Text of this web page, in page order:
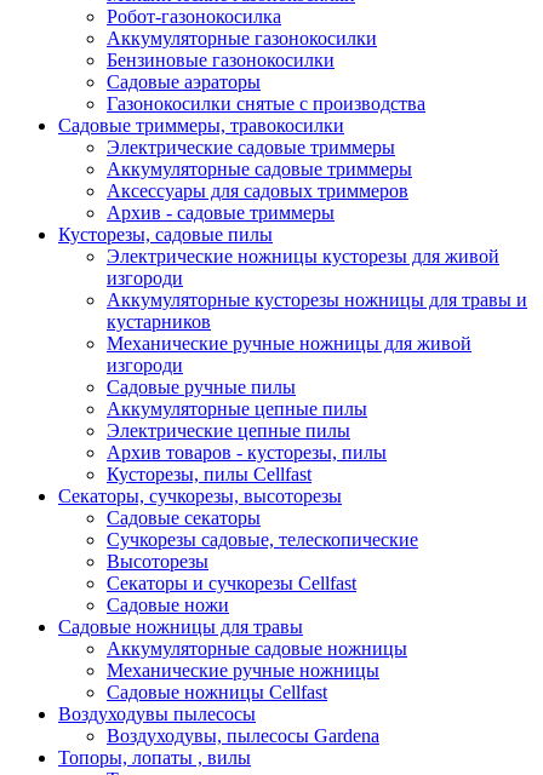
Робот-газонокосилка
Аккумуляторные газонокосилки
Бензиновые газонокосилки
Садовые аэраторы
Газонокосилки снятые с производства
Садовые триммеры, травокосилки
Электрические садовые триммеры
Аккумуляторные садовые триммеры
Аксессуары для садовых триммеров
Архив - садовые триммеры
Кусторезы, садовые пилы
Электрические ножницы кусторезы для живой
изгороди
Аккумуляторные кусторезы ножницы для травы и
кустарников
Механические ручные ножницы для живой
изгороди
Садовые ручные пилы
Аккумуляторные цепные пилы
Электрические цепные пилы
Архив товаров - кусторезы, пилы
Кусторезы, пилы Cellfast
Секаторы, сучкорезы, высоторезы
Садовые секаторы
Сучкорезы садовые, телескопические
Высоторезы
Секаторы и сучкорезы Cellfast
Садовые ножи
Садовые ножницы для травы
Аккумуляторные садовые ножницы
Механические ручные ножницы
Садовые ножницы Cellfast
Воздуходувы пылесосы
Воздуходувы, пылесосы Gardena
Топоры, лопаты , вилы